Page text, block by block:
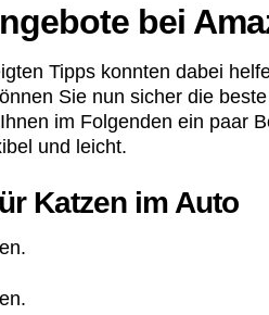
bei
Tipps konnten dabei
Sie nun sicher die
im Folgenden ein paar
und leicht.
Katzen im Auto